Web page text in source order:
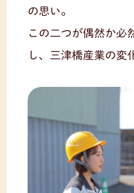
の思い。
この二つが偶然か必
し、三津橋産業の変